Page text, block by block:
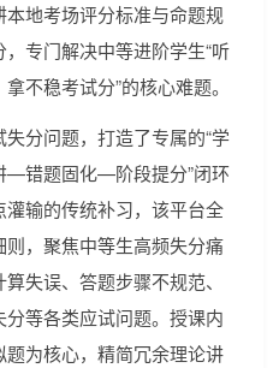
地考场评分标准与命题规
专门解决中等进阶学生“听
不稳考试分”的核心难题。
分问题，打造了专属的“学
错题固化—阶段提分”闭环
输的传统补习，该平台全
，聚焦中等生高频失分痛
失误、答题步骤不规范、
等各类应试问题。授课内
为核心，精简冗余理论讲